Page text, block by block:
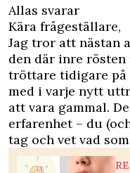
Allas svarar
Kära frågeställare,
Jag tror att nästan
den där inre rösten
tröttare tidigare på
med i varje nytt
att vara gammal.
erfarenhet – du
tag och vet vad